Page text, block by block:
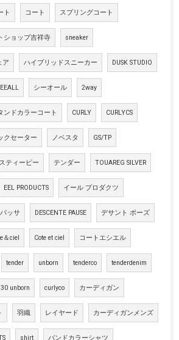
ト コート スプリングコート
ショップ吉祥寺 sneaker
ア ハイブリッドスニーカー DUSK STUDIO
シーオール 2way
ンドカラーコート CURLY CURLYCS
クセーター ノベスタ GS/TP
ティーピー テンダー TOUAREG SILVER
EEL PRODUCTS イール プロダクツ
パッサ DESCENTE PAUSE デサント ポーズ
＆ciel Cote et ciel コートエシエル
tender unborn tenderco tenderdenim
unborn curlyco カーディガン
羽織 レイヤード カーディガンメンズ
shirt バンドカラーシャツ